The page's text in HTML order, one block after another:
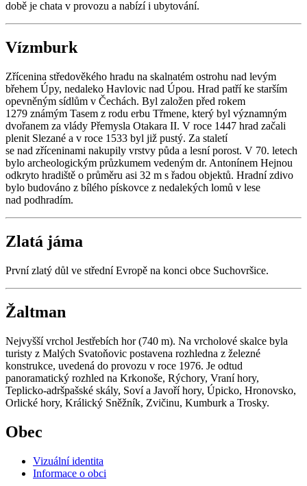
době je chata v provozu a nabízí i ubytování.
Vízmburk
Zřícenina středověkého hradu na skalnatém ostrohu nad levým
břehem Úpy, nedaleko Havlovic nad Úpou. Hrad patří ke starším
opevněným sídlům v Čechách. Byl založen před rokem
1279 známým Tasem z rodu erbu Třmene, který byl významným
dvořanem za vlády Přemysla Otakara II. V roce 1447 hrad začali
plenit Slezané a v roce 1533 byl již pustý. Za staletí
se nad zříceninami nakupily vrstvy půda a lesní porost. V 70. letech
bylo archeologickým průzkumem vedeným dr. Antonínem Hejnou
odkryto hradiště o průměru asi 32 m s řadou objektů. Hradní zdivo
bylo budováno z bílého pískovce z nedalekých lomů v lese
nad podhradím.
Zlatá jáma
První zlatý důl ve střední Evropě na konci obce Suchovršice.
Žaltman
Nejvyšší vrchol Jestřebích hor (740 m). Na vrcholové skalce byla
turisty z Malých Svatoňovic postavena rozhledna z železné
konstrukce, uvedená do provozu v roce 1976. Je odtud
panoramatický rozhled na Krkonoše, Rýchory, Vraní hory,
Teplicko-adršpašské skály, Soví a Javoří hory, Úpicko, Hronovsko,
Orlické hory, Králický Sněžník, Zvičinu, Kumburk a Trosky.
Obec
Vizuální identita
Informace o obci